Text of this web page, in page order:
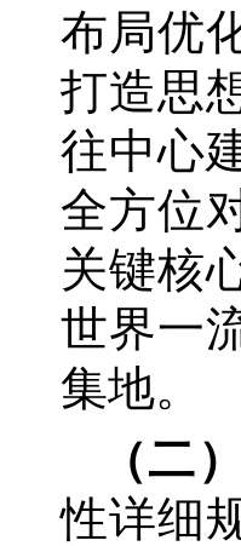
布局优
打造思
往中心
全方位
关键核
世界一
集地。
（二
性详细